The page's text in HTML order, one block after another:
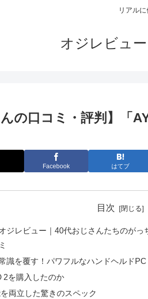
リアル
オジレビュ
んの口コミ・評判】「
Facebook はてブ
目次
ジレビュー｜40代おじさんたちのがっ
識を覆す！パワフルなハンドヘルドPC
2を購入したのか
両立した驚きのスペック